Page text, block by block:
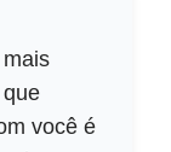
você é